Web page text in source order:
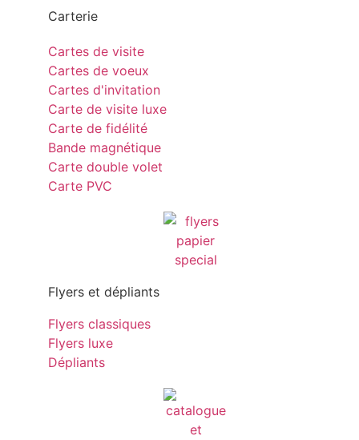
Carterie
Cartes de visite
Cartes de voeux
Cartes d'invitation
Carte de visite luxe
Carte de fidélité
Bande magnétique
Carte double volet
Carte PVC
Flyers et dépliants
Flyers classiques
Flyers luxe
Dépliants